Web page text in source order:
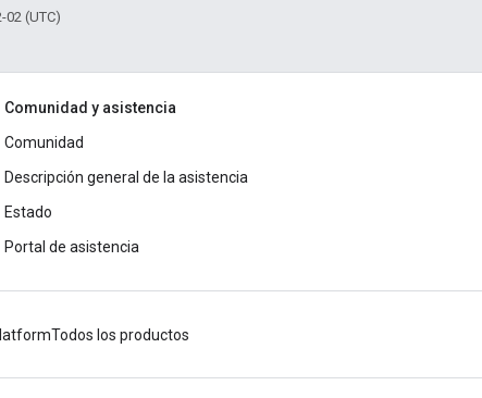
(UTC)
Comunidad y asistencia
Comunidad
Descripción general de la asistencia
Estado
Portal de asistencia
Todos los productos